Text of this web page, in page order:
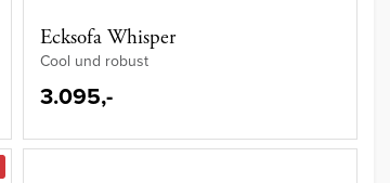
Ecksofa Whisper
Cool und robust
3.095,-